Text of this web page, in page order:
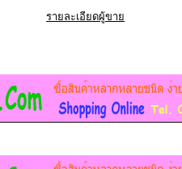
รายละเอียดผู้ขาย